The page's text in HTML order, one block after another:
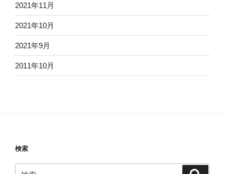
2021年11月
2021年10月
2021年9月
2011年10月
検索